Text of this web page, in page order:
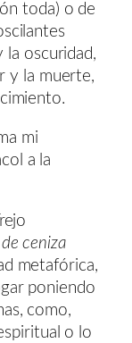
toda) o de
la oscuridad,
y la muerte,
mi
a la
ceniza
metafórica,
poniendo
como,
o lo